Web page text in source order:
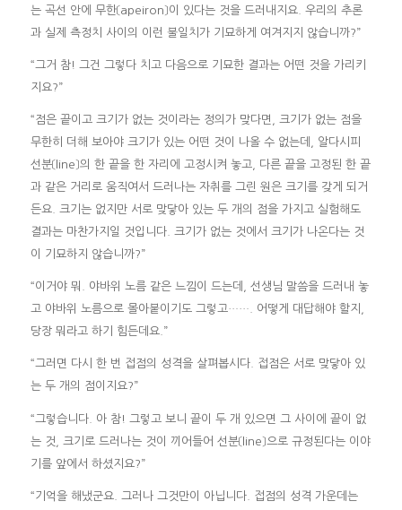
는 곡선 안에 무한〔apeiron〕이 있다는 것을 드러내지요. 우리의 추론
과 실제 측정치 사이의 이런 불일치가 기묘하게 여겨지지 않습니까?”
“그거 참! 그건 그렇다 치고 다음으로 기묘한 결과는 어떤 것을 가리키
지요?”
“점은 끝이고 크기가 없는 것이라는 정의가 맞다면, 크기가 없는 점을
무한히 더해 보아야 크기가 있는 어떤 것이 나올 수 없는데, 알다시피
선분〔line〕의 한 끝을 한 자리에 고정시켜 놓고, 다른 끝을 고정된 한 끝
과 같은 거리로 움직여서 드러나는 자취를 그린 원은 크기를 갖게 되거
든요. 크기는 없지만 서로 맞닿아 있는 두 개의 점을 가지고 실험해도
결과는 마찬가지일 것입니다. 크기가 없는 것에서 크기가 나온다는 것
이 기묘하지 않습니까?”
“이거야 뭐. 야바위 노름 같은 느낌이 드는데, 선생님 말씀을 드러내 놓
고 야바위 노름으로 몰아붙이기도 그렇고……. 어떻게 대답해야 할지,
당장 뭐라고 하기 힘든데요.”
“그러면 다시 한 번 접점의 성격을 살펴봅시다. 접점은 서로 맞닿아 있
는 두 개의 점이지요?”
“그렇습니다. 아 참! 그렇고 보니 끝이 두 개 있으면 그 사이에 끝이 없
는 것, 크기로 드러나는 것이 끼어들어 선분〔line〕으로 규정된다는 이야
기를 앞에서 하셨지요?”
“기억을 해냈군요. 그러나 그것만이 아닙니다. 접점의 성격 가운데는